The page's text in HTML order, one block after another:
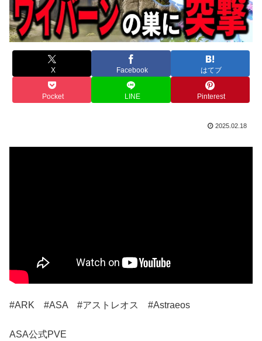
X Facebook はてブ
Pocket LINE Pinterest
2025.02.18
#ARK​ #ASA #アストレオス #Astraeos
ASA公式PVE